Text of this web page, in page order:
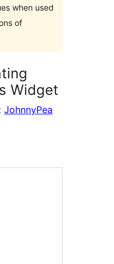
when used
of
Widget
JohnnyPea